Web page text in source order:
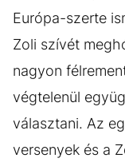
Európa-szerte
Zoli szívét
nagyon
végtelenül
választani. Az
versenyek és a